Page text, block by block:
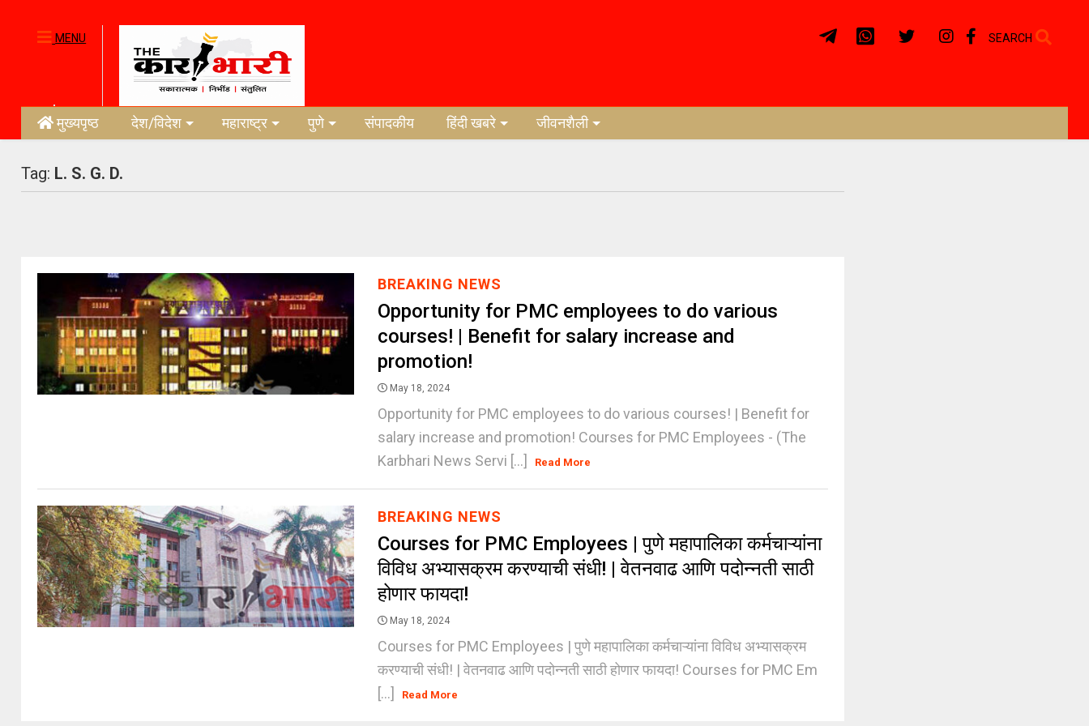
MENU SEARCH
मुख्यपृष्ठ देश/विदेश महाराष्ट्र पुणे संपादकीय हिंदी खबरे जीवनशैली
Tag: L. S. G. D.
BREAKING NEWS
Opportunity for PMC employees to do various
courses! | Benefit for salary increase and
promotion!
May 18, 2024
Opportunity for PMC employees to do various courses! | Benefit for
salary increase and promotion! Courses for PMC Employees - (The
Karbhari News Servi [...]
Read More
BREAKING NEWS
Courses for PMC Employees | पुणे महापालिका कर्मचाऱ्यांना
विविध अभ्यासक्रम करण्याची संधी! | वेतनवाढ आणि पदोन्नती साठी
होणार फायदा!
May 18, 2024
Courses for PMC Employees | पुणे महापालिका कर्मचाऱ्यांना विविध अभ्यासक्रम
करण्याची संधी! | वेतनवाढ आणि पदोन्नती साठी होणार फायदा! Courses for PMC Em
[...]
Read More